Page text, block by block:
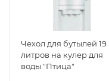
Чехол для бутылей 19
литров на кулер для
воды "Птица"